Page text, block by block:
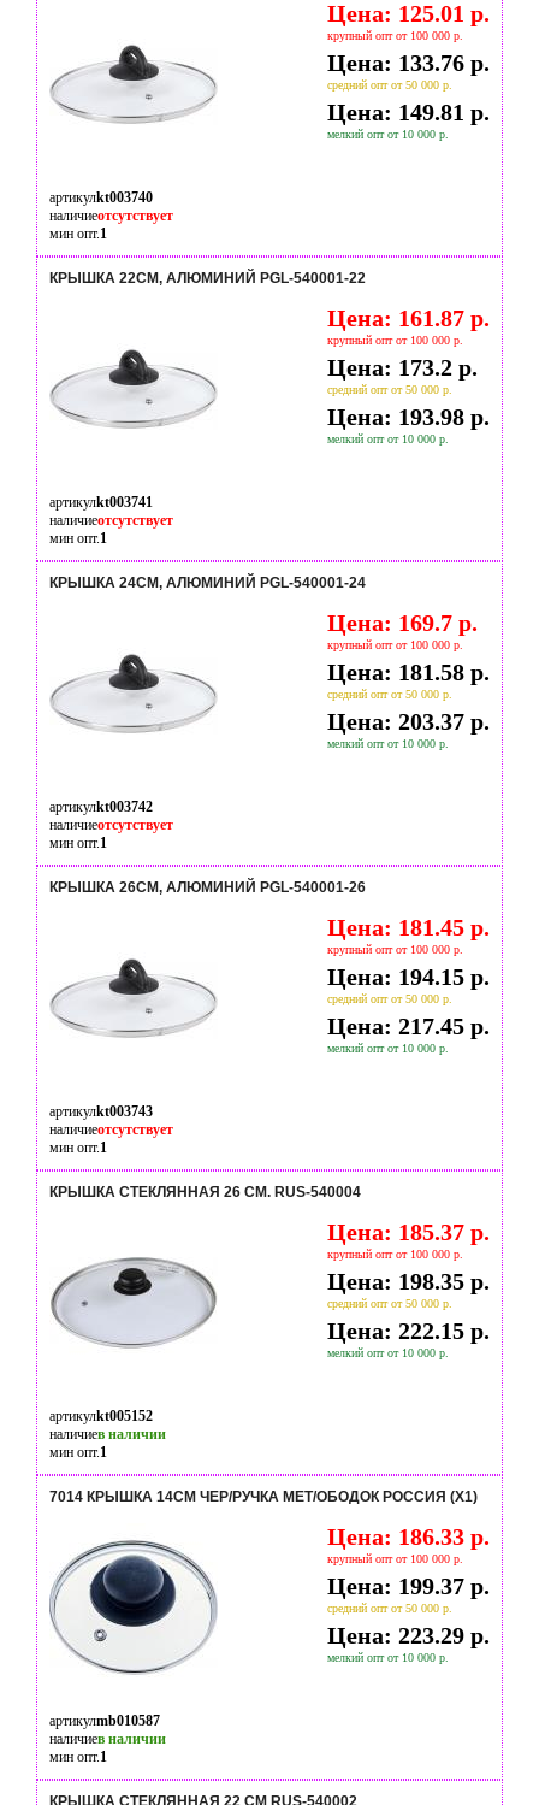
Цена: 125.01 р.
крупный опт от 100 000 р.
Цена: 133.76 р.
средний опт от 50 000 р.
Цена: 149.81 р.
мелкий опт от 10 000 р.
артикулkt003740
наличиеотсутствует
мин опт.1
КРЫШКА 22СМ, АЛЮМИНИЙ PGL-540001-22
Цена: 161.87 р.
крупный опт от 100 000 р.
Цена: 173.2 р.
средний опт от 50 000 р.
Цена: 193.98 р.
мелкий опт от 10 000 р.
артикулkt003741
наличиеотсутствует
мин опт.1
КРЫШКА 24СМ, АЛЮМИНИЙ PGL-540001-24
Цена: 169.7 р.
крупный опт от 100 000 р.
Цена: 181.58 р.
средний опт от 50 000 р.
Цена: 203.37 р.
мелкий опт от 10 000 р.
артикулkt003742
наличиеотсутствует
мин опт.1
КРЫШКА 26СМ, АЛЮМИНИЙ PGL-540001-26
Цена: 181.45 р.
крупный опт от 100 000 р.
Цена: 194.15 р.
средний опт от 50 000 р.
Цена: 217.45 р.
мелкий опт от 10 000 р.
артикулkt003743
наличиеотсутствует
мин опт.1
КРЫШКА СТЕКЛЯННАЯ 26 СМ. RUS-540004
Цена: 185.37 р.
крупный опт от 100 000 р.
Цена: 198.35 р.
средний опт от 50 000 р.
Цена: 222.15 р.
мелкий опт от 10 000 р.
артикулkt005152
наличиев наличии
мин опт.1
7014 КРЫШКА 14СМ ЧЕР/РУЧКА МЕТ/ОБОДОК РОССИЯ (Х1)
Цена: 186.33 р.
крупный опт от 100 000 р.
Цена: 199.37 р.
средний опт от 50 000 р.
Цена: 223.29 р.
мелкий опт от 10 000 р.
артикулmb010587
наличиев наличии
мин опт.1
КРЫШКА СТЕКЛЯННАЯ 22 СМ RUS-540002